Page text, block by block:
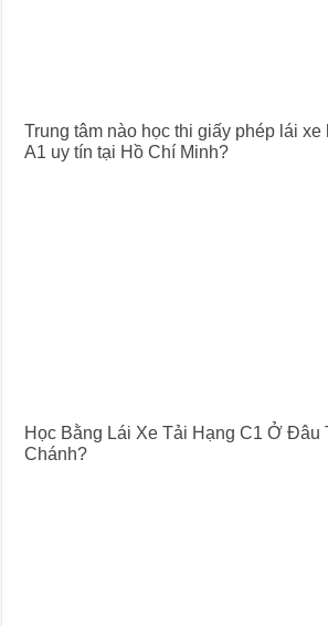
Trung tâm nào học thi giấy phép lái xe
A1 uy tín tại Hồ Chí Minh?
Học Bằng Lái Xe Tải Hạng C1 Ở Đâu
Chánh?